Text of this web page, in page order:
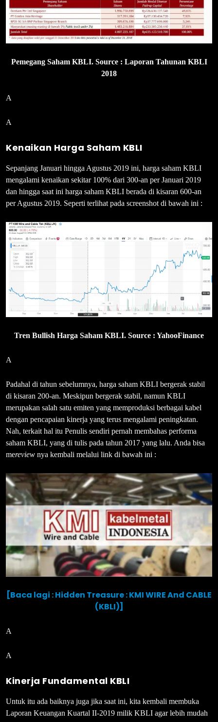
Pemegang Saham KBLI. Source : Laporan Tahunan KBLI
2018
A
A
Kenaikan Harga Saham KBLI
Sepanjang Januari hingga Agustus 2019 ini, harga saham KBLI
mengalami kenaikan sekitar 100% dari 300-an per Januari 2019
dan hingga saat ini harga saham KBLI berada di kisaran 600-an
per Agustus 2019. Seperti terlihat pada screenshot di bawah ini :
Tren Bullish Harga Saham KBLI. Source : YahooFinance
A
Padahal di tahun sebelumnya, harga saham KBLI bergerak stabil
di kisaran 200-an. Meskipun bergerak stabil, namun KBLI
merupakan salah satu emiten yang memproduksi berbagai kabel
dengan pencapaian kinerja yang terus mengalami peningkatan.
Nah, terkait hal itu Penulis sendiri pernah membahas performa
saham KBLI, yang di tulis pada tahun 2017 yang lalu. Anda bisa
mereview nya kembali melalui link di bawah ini :
[Baca lagi : Hidden Treasure : KMI WIRE And CABLE
(KBLI)]
A
A
Kinerja Fundamental KBLI
Untuk itu ada baiknya juga jika saat ini, kita kembali membuka
Laporan Keuangan Kuartal II-2019 milik KBLI agar lebih mudah